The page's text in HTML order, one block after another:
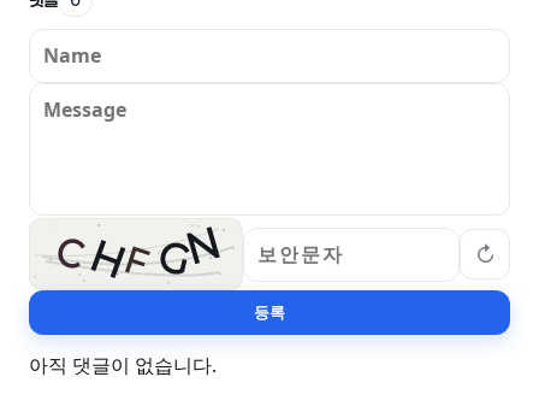
CHFGN ↻
등록
아직 댓글이 없습니다.